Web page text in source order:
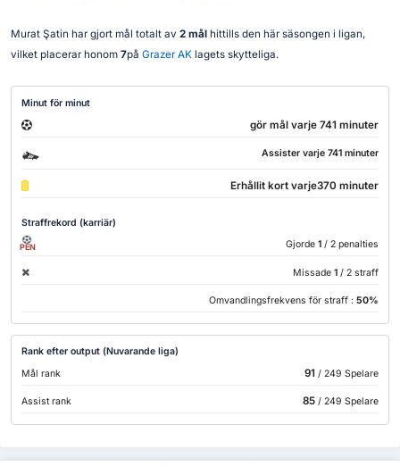
Murat Şatin har gjort mål totalt av 2 mål hittills den här säsongen i ligan,
vilket placerar honom 7på Grazer AKlagets skytteliga.
Minut för minut
gör mål varje 741 minuter
Assister varje 741 minuter
Erhållit kort varje370 minuter
Straffrekord (karriär)
PEN Gjorde 1 / 2 penalties
Missade 1 / 2 straff
Omvandlingsfrekvens för straff : 50%
Rank efter output (Nuvarande liga)
Mål rank
91 / 249 Spelare
Assist rank 85/ 249 Spelare